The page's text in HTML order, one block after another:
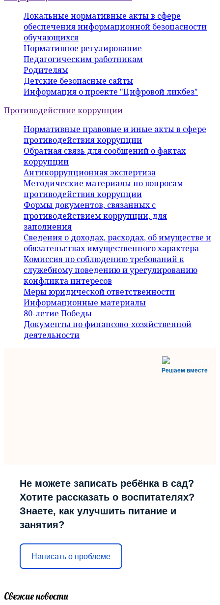
Локальные нормативные акты в сфере
обеспечения информационной безопасности
обучающихся
Нормативное регулирование
Педагогическим работникам
Родителям
Детские безопасные сайты
Информация о проекте "Цифровой ликбез"
Противодействие коррупции
Нормативные правовые и иные акты в сфере
противодействия коррупции
Обратная связь для сообщений о фактах
коррупции
Антикоррупционная экспертиза
Методические материалы по вопросам
противодействия коррупции
Формы документов, связанных с
противодействием коррупции, для
заполнения
Сведения о доходах, расходах, об имуществе и
обязательствах имущественного характера
Комиссия по соблюдению требований к
служебному поведению и урегулированию
конфликта интересов
Меры юридической ответственности
Информационные материалы
80-летие Победы
Документы по финансово-хозяйственной
деятельности
Решаем вместе
Не можете записать ребёнка в сад?
Хотите рассказать о воспитателях?
Знаете, как улучшить питание и
занятия?
Написать о проблеме
Свежие новости